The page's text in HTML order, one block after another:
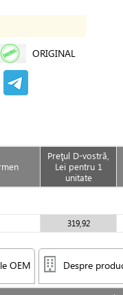
ORIGINAL
Preţul D-vostră,
Lei pentru 1
unitate
319,92
OEM Despre